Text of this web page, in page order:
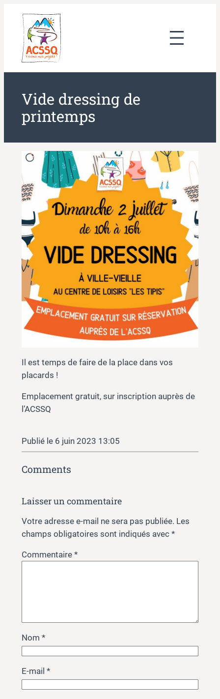
contenu
Vide dressing de
printemps
Il est temps de faire de la place dans vos
placards !
Emplacement gratuit, sur inscription auprès de
l’ACSSQ
6 juin 2023 13:05
Comments
Laisser un commentaire
Votre adresse e-mail ne sera pas publiée. Les
champs obligatoires sont indiqués avec *
Commentaire *
Nom *
E-mail *